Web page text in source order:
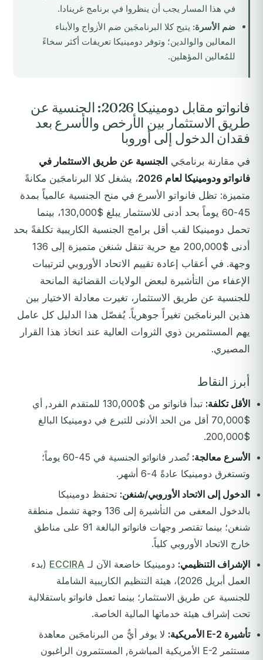
في هذا المسار يجب أن ينظروا في برنامج غرينادا.
ضم الأسرة: يتيح كلا البرنامجَين ضم الأزواج والأبناء
المعالين والوالدين؛ وتوفر دومينيكا تعريفات أكثر سخاءً
للمُعالين المؤهلين.
فانواتو مقابل دومينيكا 2026: الجنسية عن
طريق الاستثمار بين الأرخص والأسرع بعد
فقدان الدخول إلى أوروبا
في مقارنة برنامجَي الجنسية عن طريق الاستثمار في
فانواتو ودومينيكا لعام 2026
، يشغل كلا البرنامجَين مكانةً
متميزة: تظل فانواتو الأسرع في منح الجنسية عالمياً بمدة
45-60 يوماً بحد أدنى للاستثمار يبلغ $130,000، بينما
تحمل دومينيكا لقب أقل برامج الجنسية الكاريبية تكلفةً بحد
أدنى $200,000 مع حرية تنقل شنغن متميزة إلى 136
وجهة. في أعقاب إعادة تقييم الاتحاد الأوروبي لترتيبات
الإعفاء من التأشيرة لبعض الولايات القضائية المانحة
للجنسية عن طريق الاستثمار، تغيرت معادلة الاختيار بين
هذين البرنامجَين تغيراً جوهرياً. يُفصّل هذا الدليل كل عامل
يهم المستثمرين ذوي الثروات العالية عند اتخاذ هذا القرار
المصيري.
أبرز النقاط
الأقل تكلفة:
تبدأ فانواتو من $130,000 للمتقدم الفرد, أي
$70,000 أقل من الحد الأدنى للتبرع في دومينيكا البالغ
$200,000.
الأسرع معالجة:
تُصدر فانواتو الجنسية في 45-60 يوماً؛
وتستغرق دومينيكا عادةً 4-6 أشهر.
الدخول إلى الاتحاد الأوروبي/شنغن: تحتفظ دومينيكا
بالدخول المعفى من التأشيرة إلى 136 وجهة تشمل منطقة
شنغن؛ بينما تقتصر وجهات فانواتو البالغة 91 على مناطق
خارج الاتحاد الأوروبي كلياً.
الإشراف التنظيمي: دومينيكا خاضعة الآن لـ ECCIRA (بدء
العمل أبريل 2026)، هيئة التنظيم الكاريبية الشاملة
للجنسية عن طريق الاستثمار؛ بينما تعمل فانواتو باستقلالية
تحت إشراف هيئة خدماتها المالية الخاصة.
تأشيرة E-2 الأمريكية:
لا يوفر أيٌّ من البرنامجَين معاهدة
مستثمر E-2 الأمريكية المباشرة, المستثمرون الراغبون